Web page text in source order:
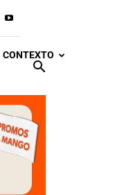
CONTEXTO